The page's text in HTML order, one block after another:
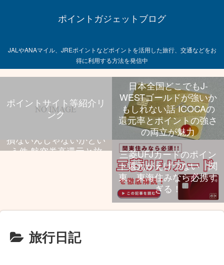
ポイントガジェットブログ
JALやANAマイル、JREポイントなどポイントを活用した旅行、交通などをお
得に利用する方法を発信中
ポイントサイト等紹介リ
ンク
日本全国どこでもJ-
WESTゴールドが強いか
もしれない話 ICOCAの
還元率とポイントの強さ
の両立が魅力
飛行機乗る旅行好きなら
損ないんじゃないかとい
う件 航空券高還元と旅
三菱UFJカードのポイン
ト還元がえげつない 関
東、東海住みなら必携す
ぎる！
旅行日記